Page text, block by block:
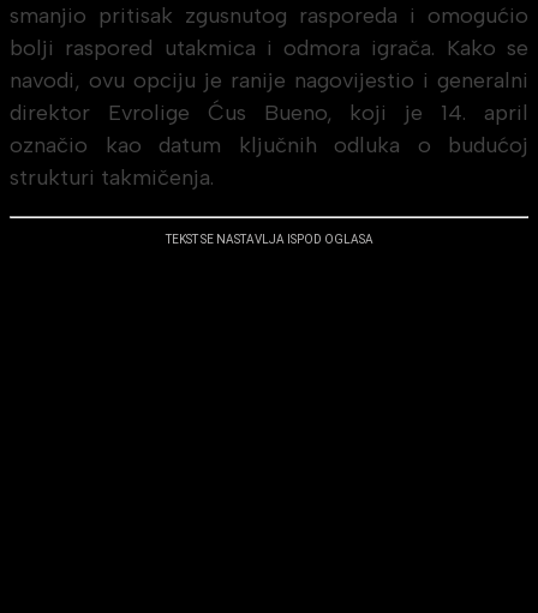
smanjio pritisak zgusnutog rasporeda i omogućio
bolji raspored utakmica i odmora igrača. Kako se
navodi, ovu opciju je ranije nagovijestio i generalni
direktor Evrolige Ćus Bueno, koji je 14. april
označio kao datum ključnih odluka o budućoj
strukturi takmičenja.
TEKST SE NASTAVLJA ISPOD OGLASA